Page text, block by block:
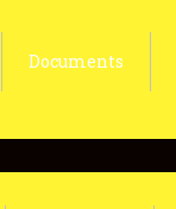
Documents